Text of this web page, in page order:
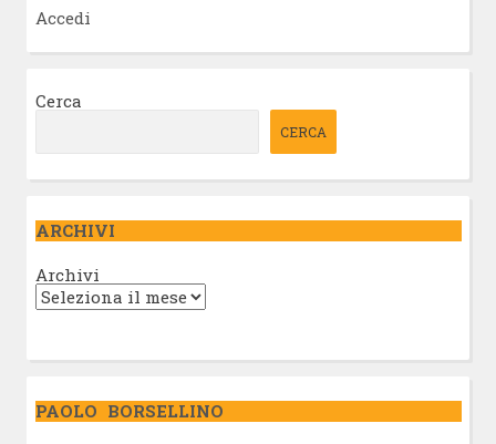
Accedi
Cerca
CERCA
ARCHIVI
Archivi
PAOLO BORSELLINO